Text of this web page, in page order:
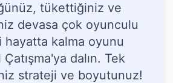
tükettiğiniz ve
devasa çok oyunculu
hayatta kalma oyunu
dalın. Tek
strateji ve boyutunuz!